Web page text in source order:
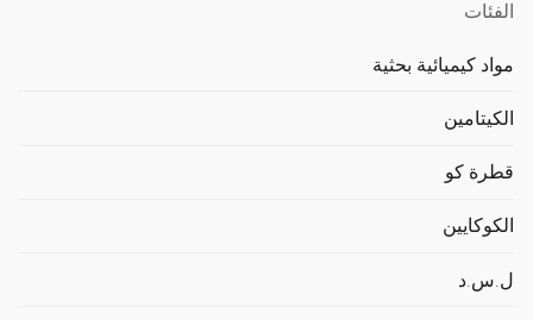
الفئات
مواد كيميائية بحثية
الكيتامين
قطرة كو
الكوكايين
ل.س.د